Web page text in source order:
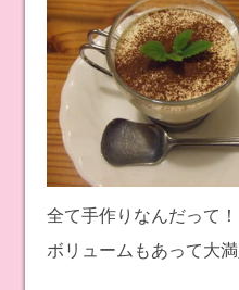
全て手作りなんだって
ボリュームもあって大